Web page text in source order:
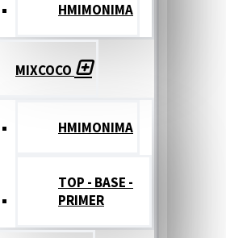
ΗΜΙΜΟΝΙΜΑ
MIXCOCO
HMIMONIMA
TOP - BASE -
PRIMER